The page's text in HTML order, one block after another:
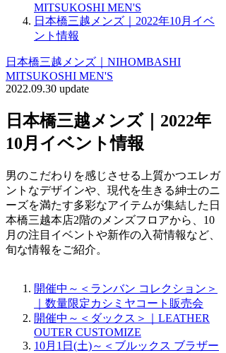
MITSUKOSHI MEN'S
日本橋三越メンズ｜2022年10月イベ
ント情報
日本橋三越メンズ｜NIHOMBASHI
MITSUKOSHI MEN'S
2022.09.30 update
日本橋三越メンズ｜2022年
10月イベント情報
男のこだわりを感じさせる上質かつエレガ
ントなデザインや、現代を生きる紳士のニ
ーズを満たす多彩なアイテムが集結した日
本橋三越本店2階のメンズフロアから、10
月の注目イベントや新作の入荷情報など、
旬な情報をご紹介。
開催中～＜ランバン コレクション＞
｜数量限定カシミヤコート販売会
開催中～＜ダックス＞｜LEATHER
OUTER CUSTOMIZE
10月1日(土)～＜ブルックス ブラザー